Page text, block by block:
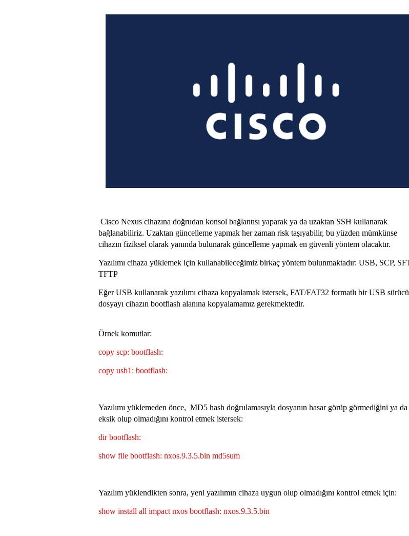
Cisco Nexus cihazına doğrudan konsol bağlantısı yaparak ya da uzaktan SSH kullanarak
bağlanabiliriz. Uzaktan güncelleme yapmak her zaman risk taşıyabilir, bu yüzden mümkünse
cihazın fiziksel olarak yanında bulunarak güncelleme yapmak en güvenli yöntem olacaktır.
Yazılımı cihaza yüklemek için kullanabileceğimiz birkaç yöntem bulunmaktadır: USB, SCP,
TFTP
Eğer USB kullanarak yazılımı cihaza kopyalamak istersek, FAT/FAT32 formatlı bir USB
dosyayı cihazın bootflash alanına kopyalamamız gerekmektedir.
Örnek komutlar:
copy scp: bootflash:
copy usb1: bootflash:
Yazılımı yüklemeden önce, MD5 hash doğrulamasıyla dosyanın hasar görüp görmediğini ya da
eksik olup olmadığını kontrol etmek istersek:
dir bootflash:
show file bootflash: nxos.9.3.5.bin md5sum
Yazılım yüklendikten sonra, yeni yazılımın cihaza uygun olup olmadığını kontrol etmek için:
show install all impact nxos bootflash: nxos.9.3.5.bin